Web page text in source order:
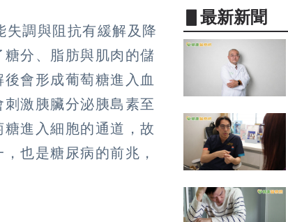
失調與阻抗有緩解及降
分、脂肪與肌肉的儲
會形成葡萄糖進入血
激胰臟分泌胰島素至
進入細胞的通道，故
也是糖尿病的前兆，
▋最新新聞